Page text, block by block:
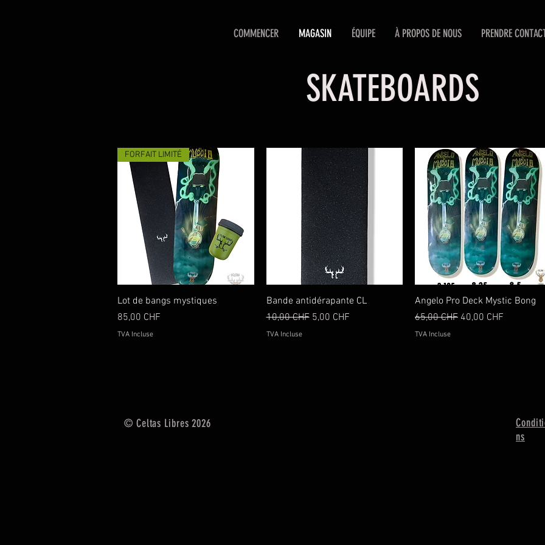
COMMENCER MAGASIN ÉQUIPE À PROPOS DE NOUS PRENDRE
SKATEBOARDS
Aperçu rapide
FORFAIT LIMITÉ
Lot de bangs mystiques
Prix
85,00 CHF
TVA Incluse
Aperçu rapide
Bande antidérapante CL
Prix original
10,00 CHF Prix promotionnel
5,00 CHF
TVA Incluse
Aperçu rapide
Angelo Pro Deck Mystic Bong
Prix original
65,00 CHF Prix promotionnel
40,00 CHF
TVA Incluse
© Celtas Libres 2026
ns